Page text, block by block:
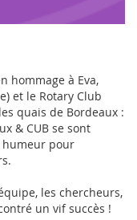
hommage à Eva,
et le Rotary Club
quais de Bordeaux :
& CUB se sont
pour
les chercheurs,
un vif succès !